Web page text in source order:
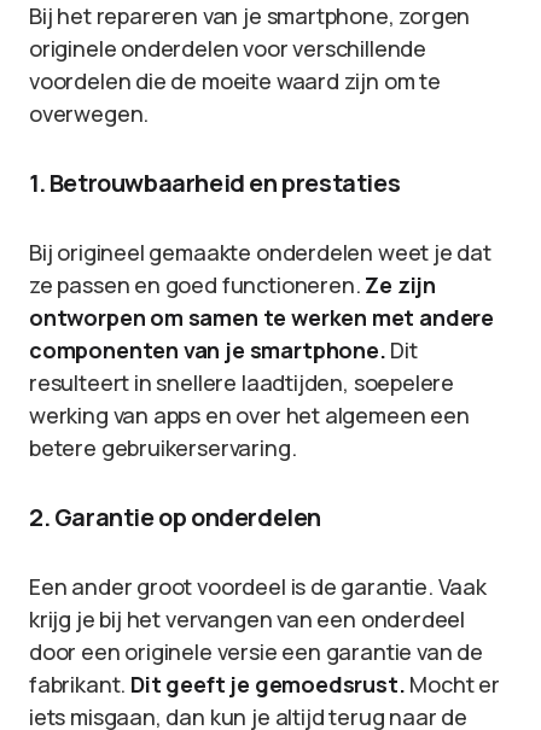
Bij het repareren van je smartphone, zorgen
originele onderdelen voor verschillende
voordelen die de moeite waard zijn om te
overwegen.
1. Betrouwbaarheid en prestaties
Bij origineel gemaakte onderdelen weet je dat
ze passen en goed functioneren. Ze zijn
ontworpen om samen te werken met andere
componenten van je smartphone. Dit
resulteert in snellere laadtijden, soepelere
werking van apps en over het algemeen een
betere gebruikerservaring.
2. Garantie op onderdelen
Een ander groot voordeel is de garantie. Vaak
krijg je bij het vervangen van een onderdeel
door een originele versie een garantie van de
fabrikant. Dit geeft je gemoedsrust. Mocht er
iets misgaan, dan kun je altijd terug naar de